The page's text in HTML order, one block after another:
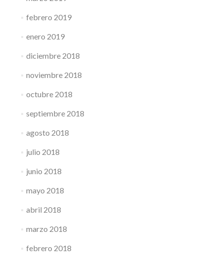
febrero 2019
enero 2019
diciembre 2018
noviembre 2018
octubre 2018
septiembre 2018
agosto 2018
julio 2018
junio 2018
mayo 2018
abril 2018
marzo 2018
febrero 2018